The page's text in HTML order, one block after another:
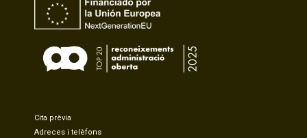
Cita prèvia
Adreces i telèfons